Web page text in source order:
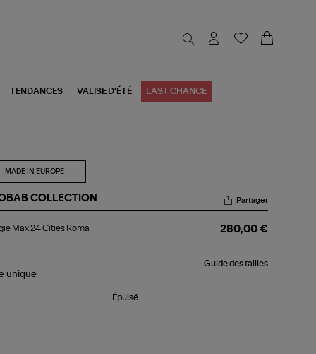
TENDANCES VALISE D'ÉTÉ LAST CHANCE
MADE IN EUROPE
COLLECTION Partager
Max 24 Cities Roma 280,00 €
Guide des tailles
unique
Épuisé